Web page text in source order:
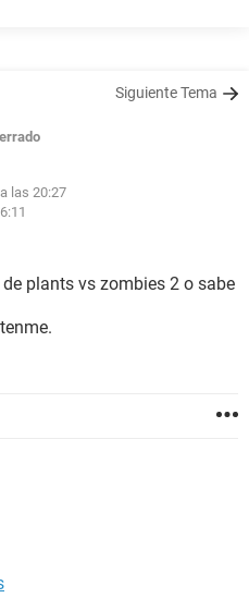
Siguiente Tema
las 20:27
plants vs zombies 2 o sabe